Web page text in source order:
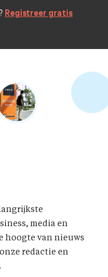
media en
hoogte van nieuws
redactie en
Registreer gratis